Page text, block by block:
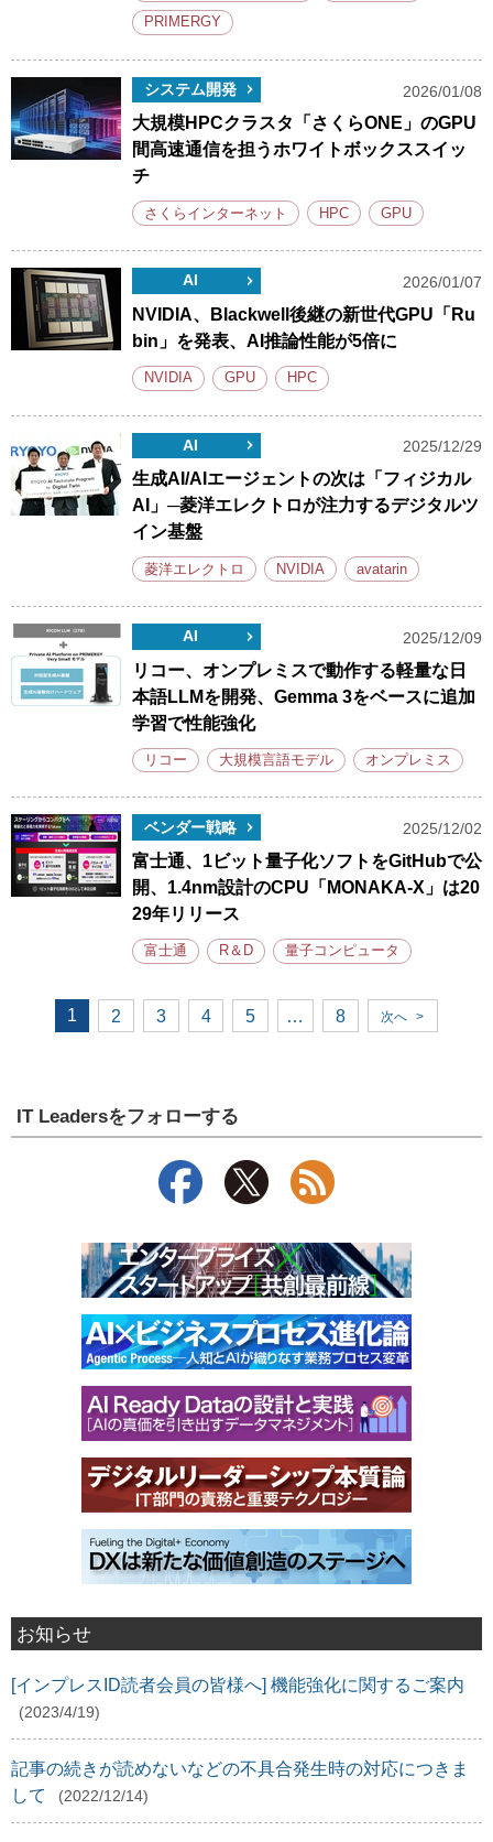
PRIMERGY
システム開発 2026/01/08
大規模HPCクラスタ「さくらONE」のGPU
間高速通信を担うホワイトボックススイッ
チ
さくらインターネット HPC GPU
AI 2026/01/07
NVIDIA、Blackwell後継の新世代GPU「Ru
bin」を発表、AI推論性能が5倍に
NVIDIA GPU HPC
AI 2025/12/29
生成AI/AIエージェントの次は「フィジカル
AI」─菱洋エレクトロが注力するデジタルツ
イン基盤
菱洋エレクトロ NVIDIA avatarin
AI 2025/12/09
リコー、オンプレミスで動作する軽量な日
本語LLMを開発、Gemma 3をベースに追加
学習で性能強化
リコー 大規模言語モデル オンプレミス
ベンダー戦略 2025/12/02
富士通、1ビット量子化ソフトをGitHubで公
開、1.4nm設計のCPU「MONAKA-X」は20
29年リリース
富士通 R＆D 量子コンピュータ
1 2 3 4 5 … 8 次へ >
IT Leadersをフォローする
お知らせ
[インプレスID読者会員の皆様へ] 機能強化に関するご案内
(2023/4/19)
記事の続きが読めないなどの不具合発生時の対応につきま
して
(2022/12/14)